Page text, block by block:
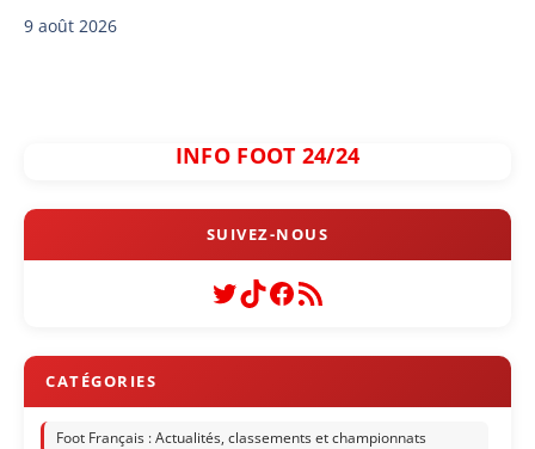
9 août 2026
INFO FOOT 24/24
Twitter
TikTok
Facebook
Flux RSS
Foot Français : Actualités, classements et championnats